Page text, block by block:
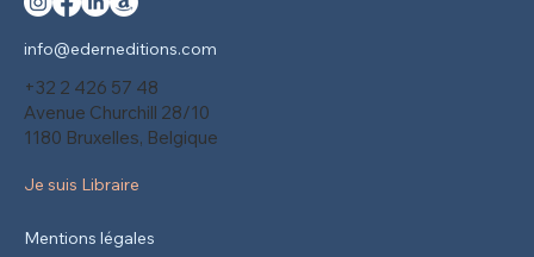
info@ederneditions.com
+32 2 426 57 48
Avenue Churchill 28/10
1180 Bruxelles, Belgique
Je suis Libraire
Mentions légales